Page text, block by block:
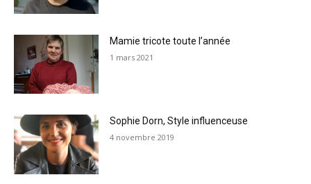
Mamie tricote toute l’année
1 mars 2021
Sophie Dorn, Style influenceuse
4 novembre 2019